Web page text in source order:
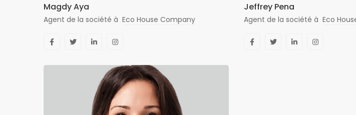
Magdy Aya
Agent de la société à Eco House Company
Jeffrey Pena
Agent de la société à Eco